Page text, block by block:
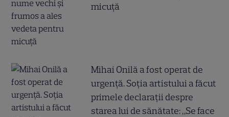
micuță
Mihai Onilă a fost operat de
urgență. Soția artistului a făcut
primele declarații despre
starea lui de sănătate: „Se face